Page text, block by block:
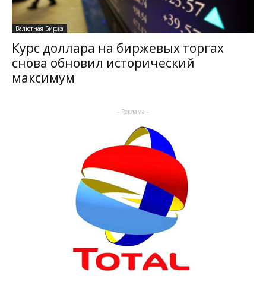
Валютная Биржа
Курс доллара на биржевых торгах
снова обновил исторический
максимум
- Реклама -